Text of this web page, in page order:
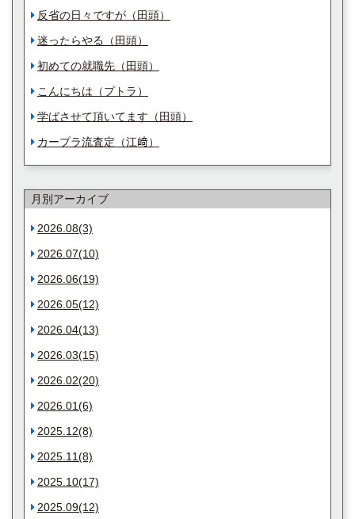
反省の日々ですが（田頭）
迷ったらやる（田頭）
初めての就職先（田頭）
こんにちは（プトラ）
学ばさせて頂いてます（田頭）
カープラ流査定（江﨑）
月別アーカイブ
2026.08(3)
2026.07(10)
2026.06(19)
2026.05(12)
2026.04(13)
2026.03(15)
2026.02(20)
2026.01(6)
2025.12(8)
2025.11(8)
2025.10(17)
2025.09(12)